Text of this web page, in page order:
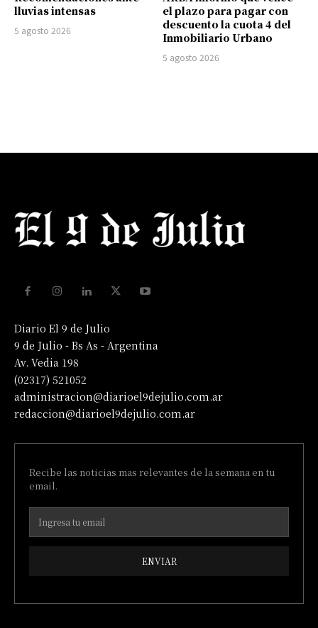
lluvias intensas
5 agosto 2026
el plazo para pagar con
descuento la cuota 4 del
Inmobiliario Urbano
5 agosto 2026
Diario El 9 de Julio
9 de Julio - Bs As - Argentina
Av. Vedia 198
(02317) 521052
administracion@diarioel9dejulio.com.ar
redaccion@diarioel9dejulio.com.ar
Recibe las noticias mas relevantes de la semana en tu
email.
ENVIAR